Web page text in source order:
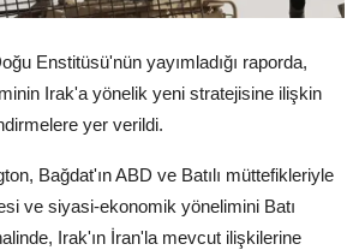
Enstitüsü'nün yayımladığı raporda,
Irak'a yönelik yeni stratejisine ilişkin
yer verildi.
Bağdat'ın ABD ve Batılı müttefikleriyle
ve siyasi-ekonomik yönelimini Batı
Irak'ın İran'la mevcut ilişkilerine